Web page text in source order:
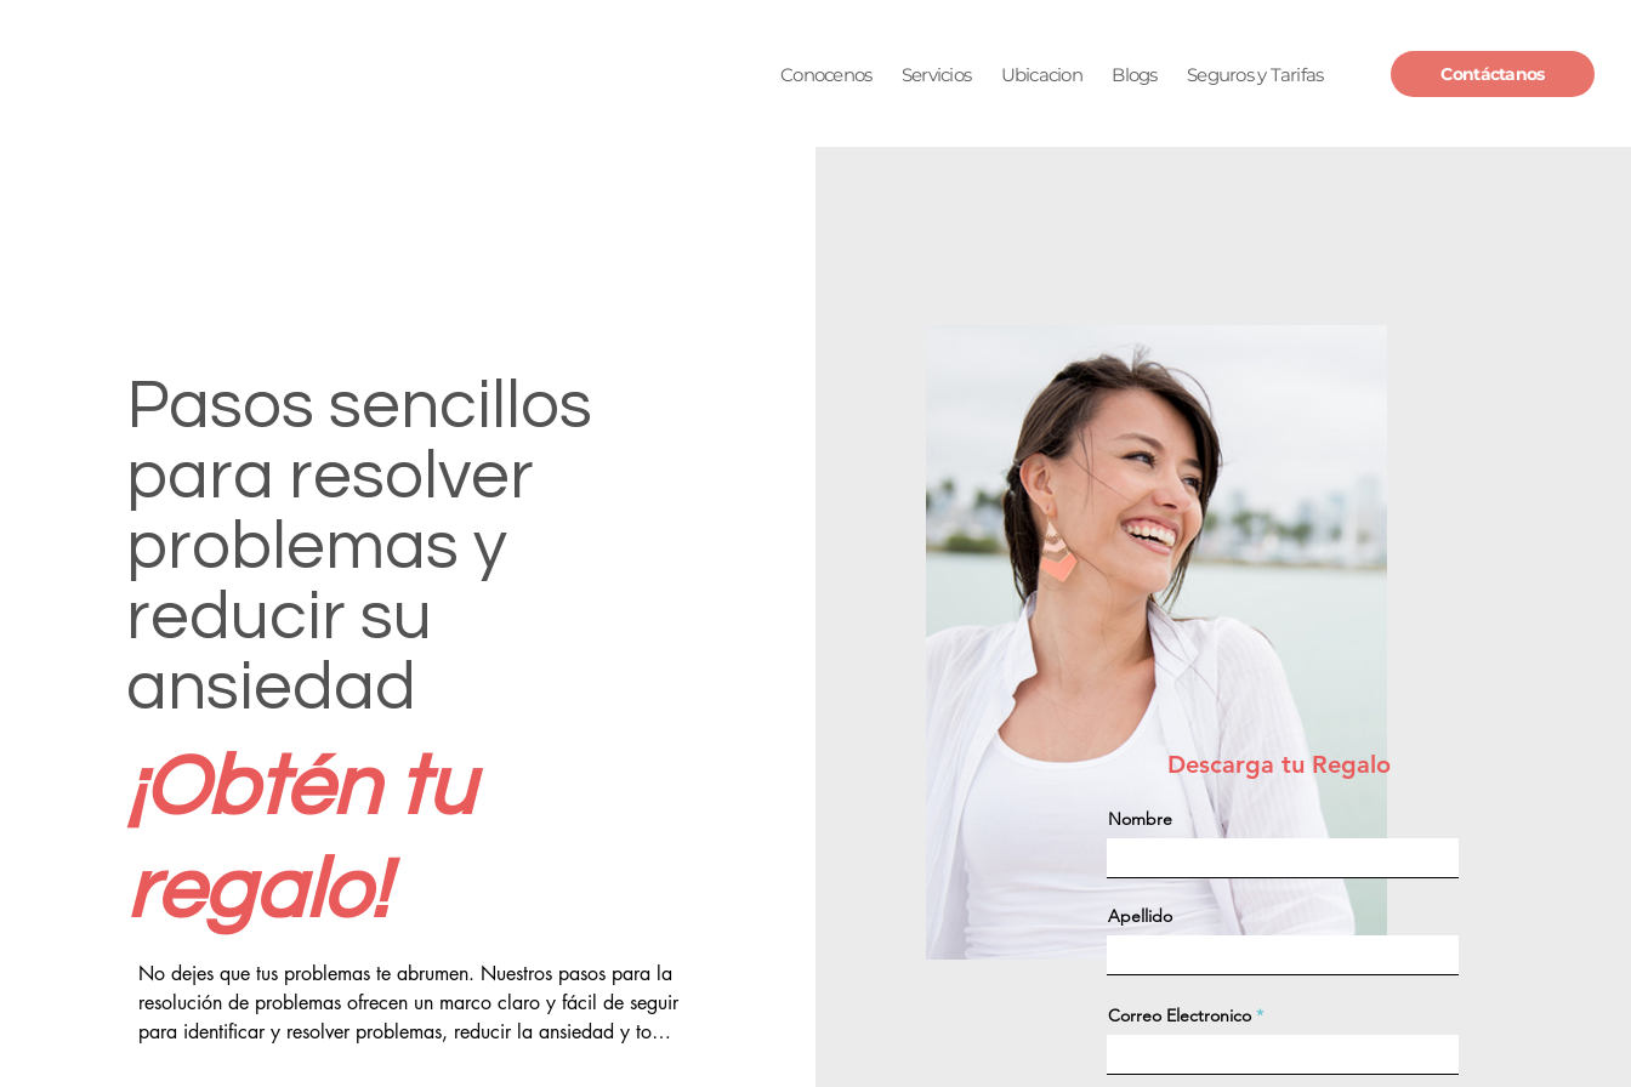
Conocenos Servicios Ubicacion Blogs Seguros y Tarifas Contáctanos
Pasos sencillos
para resolver
problemas y
reducir su
ansiedad
¡Obtén tu
regalo!
No dejes que tus problemas te abrumen. Nuestros pasos para la
resolución de problemas ofrecen un marco claro y fácil de seguir
para identificar y resolver problemas, reducir la ansiedad y tomar
Descarga tu Regalo
Nombre
Apellido
Correo Electronico